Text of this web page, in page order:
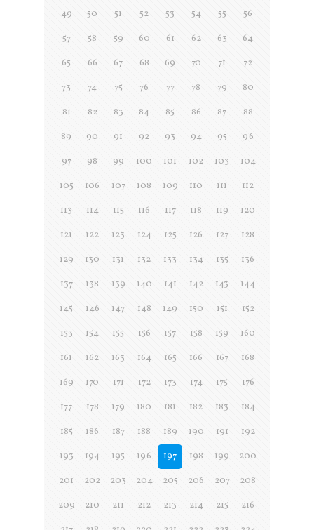
49
50 51 52 53 54 55
56
57
58 59 60 61 62 63
64
65
66 67 68 69 70 71
72
73
74 75 76 77 78 79
80
81
82 83 84 85 86 87
88
89
90 91 92 93 94 95
96
97
98 99 100 101 102 103
104
105
106 107 108 109 110 111
112
113
114 115 116 117 118 119
120
121
122 123 124 125 126 127
128
129
130 131 132 133 134 135
136
137
138 139 140 141 142 143
144
145
146 147 148 149 150 151
152
153
154 155 156 157 158 159
160
161
162 163 164 165 166 167
168
169
170 171 172 173 174 175
176
177
178 179 180 181 182 183
184
185
186 187 188 189 190 191
192
193
194 195 196 197 198 199
200
201
202 203 204 205 206 207
208
209
210 211 212 213 214 215
216